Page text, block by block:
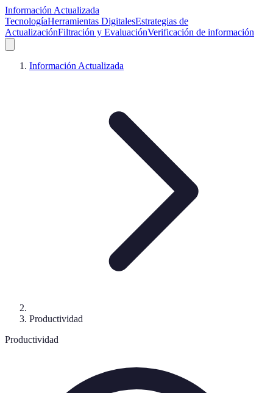
Información Actualizada
TecnologíaHerramientas DigitalesEstrategias de
ActualizaciónFiltración y EvaluaciónVerificación de información
Información Actualizada
Productividad
Productividad